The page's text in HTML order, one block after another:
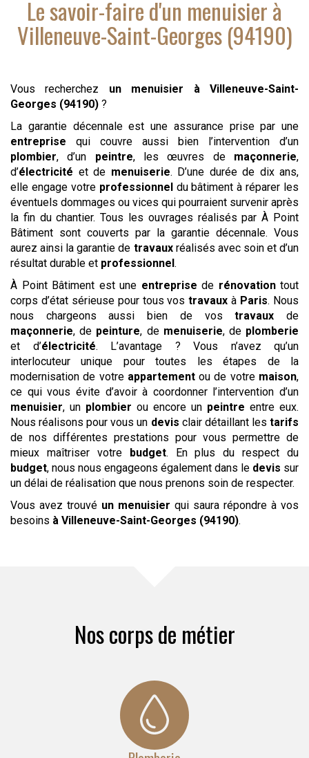
Le savoir-faire d'un menuisierà
Villeneuve-Saint-Georges (94190)
Vous recherchez un menuisier
à Villeneuve-Saint-
Georges (94190) ?
La garantie décennale est une assurance prise par une
entreprise qui couvre aussi bien l’intervention d’un
plombier, d’un peintre, les œuvres de maçonnerie,
d’électricité et de menuiserie. D’une durée de dix ans,
elle engage votre professionnel du bâtiment à réparer les
éventuels dommages ou vices qui pourraient survenir après
la fin du chantier. Tous les ouvrages réalisés par À Point
Bâtiment sont couverts par la garantie décennale. Vous
aurez ainsi la garantie de travauxréalisés avec soin et d’un
résultat durable et professionnel .
À Point Bâtiment est une entreprise de rénovationtout
corps d’état sérieuse pour tous vostravaux à Paris. Nous
nous chargeons aussi bien de vostravaux de
maçonnerie, de peinture, de menuiserie, de plomberie
et d’électricité. L’avantage ? Vous n’avez qu’un
interlocuteur unique pour toutes les étapes de la
modernisation de votre appartementou de votre maison,
ce qui vous évite d’avoir à coordonner l’intervention d’un
menuisier, un plombier ou encore un peintre entre eux.
Nous réalisons pour vous un devis clair détaillant lestarifs
de nos différentes prestations pour vous permettre de
mieux maîtriser votre
budget. En plus du respect du
budget, nous nous engageons également dans le devis sur
un délai de réalisation que nous prenons soin de respecter.
Vous avez trouvé un menuisier qui saura répondre à vos
besoins à Villeneuve-Saint-Georges (94190).
Nos corps de métier